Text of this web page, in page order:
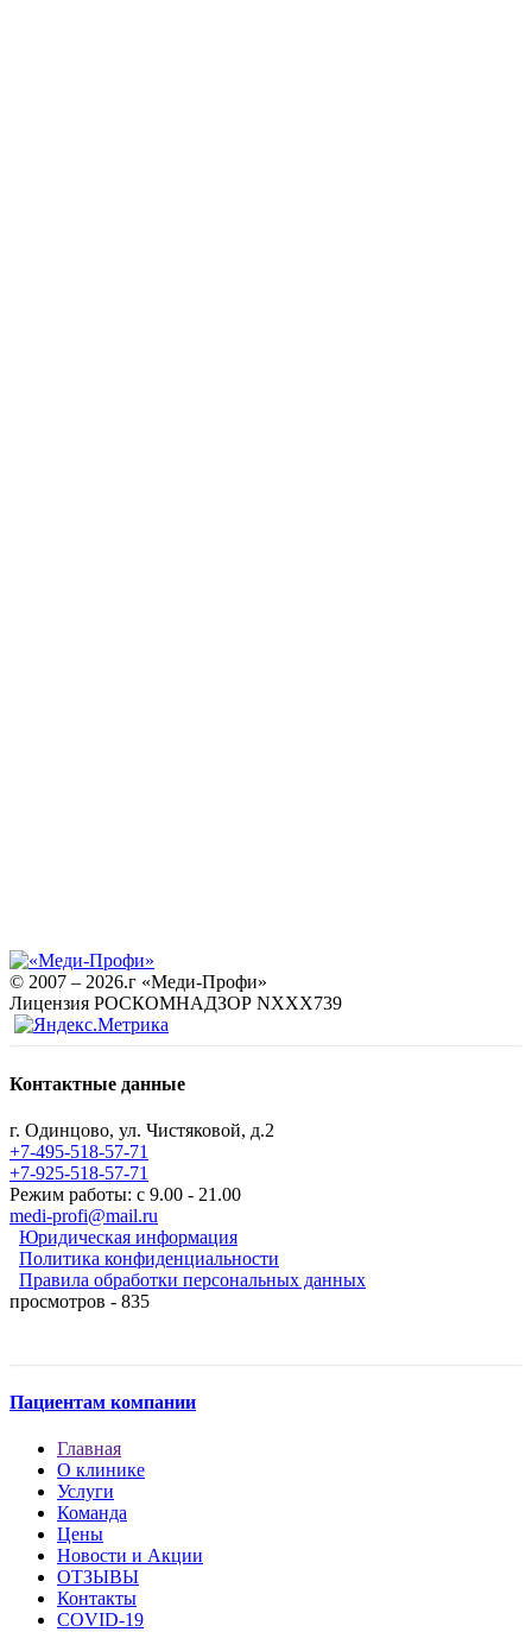
© 2007 – 2026.г «Меди-Профи»
Лицензия РОСКОМНАДЗОР NХХХ739
Контактные данные
г. Одинцово, ул. Чистяковой, д.2
+7-495-518-57-71
+7-925-518-57-71
Режим работы: с 9.00 - 21.00
medi-profi@mail.ru
Юридическая информация
Политика конфиденциальности
Правила обработки персональных данных
просмотров - 835
Пациентам компании
Главная
О клинике
Услуги
Команда
Цены
Новости и Акции
ОТЗЫВЫ
Контакты
COVID-19